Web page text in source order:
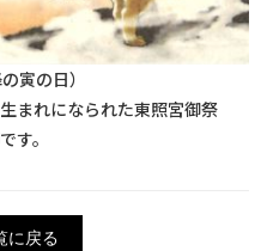
寅の日）
まれになられた東照宮御祭
す。
に戻る